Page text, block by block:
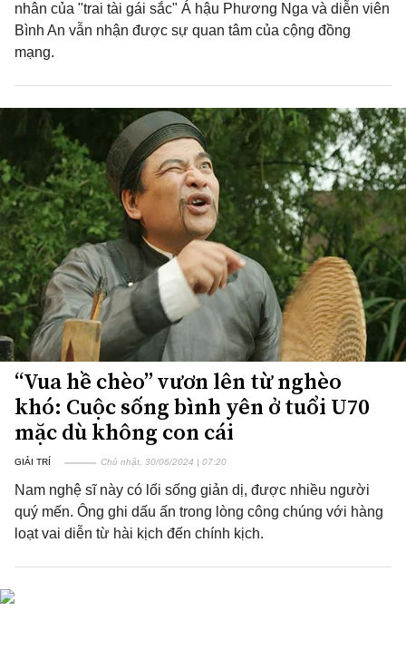
nhân của "trai tài gái sắc" Á hậu Phương Nga và diễn viên
Bình An vẫn nhận được sự quan tâm của cộng đồng
mạng.
“Vua hề chèo” vươn lên từ nghèo
khó: Cuộc sống bình yên ở tuổi U70
mặc dù không con cái
GIẢI TRÍ Chủ nhật, 30/06/2024 | 07:20
Nam nghệ sĩ này có lối sống giản dị, được nhiều người
quý mến. Ông ghi dấu ấn trong lòng công chúng với hàng
loạt vai diễn từ hài kịch đến chính kịch.